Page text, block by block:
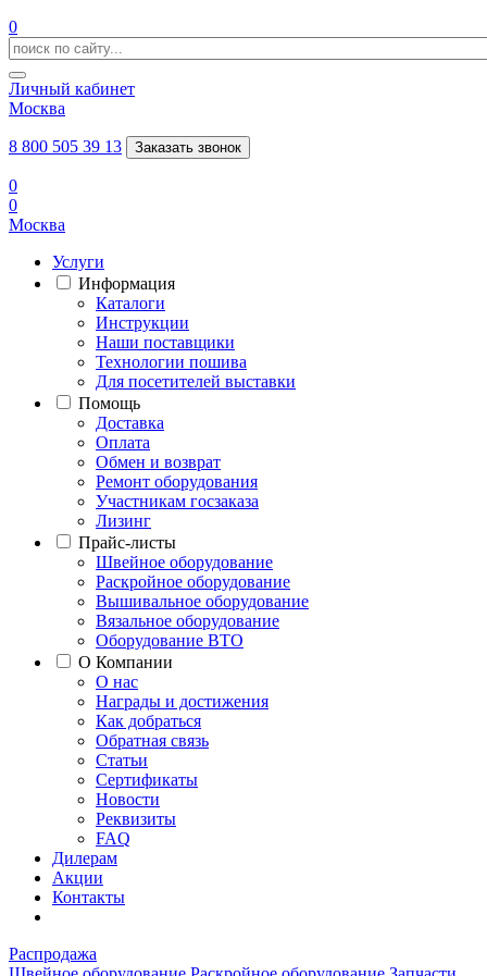
0
Личный кабинет
Москва
8 800 505 39 13 Заказать звонок
0
0
Москва
Услуги
Информация
Каталоги
Инструкции
Наши поставщики
Технологии пошива
Для посетителей выставки
Помощь
Доставка
Оплата
Обмен и возврат
Ремонт оборудования
Участникам госзаказа
Лизинг
Прайс-листы
Швейное оборудование
Раскройное оборудование
Вышивальное оборудование
Вязальное оборудование
Оборудование ВТО
О Компании
О нас
Награды и достижения
Как добраться
Обратная связь
Статьи
Сертификаты
Новости
Реквизиты
FAQ
Дилерам
Акции
Контакты
Распродажа